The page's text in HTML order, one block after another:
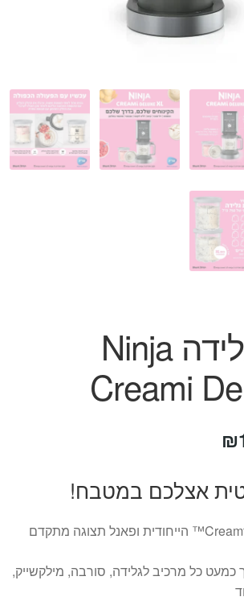
מכונת גלידה Ninja
Creami
₪
הוא:
₪1,090.
אצלכם במטבח!
בעזרת טכנולוגיית Creamfy™ הייחודית ופאנל תצוגה מתקדם
כמעט כל מרכיב לגלידה, סורבה, מילקשייק,